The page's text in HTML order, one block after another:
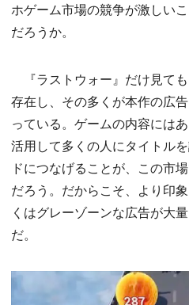
ホゲーム市場の競争が激しい
だろうか。
『ラストウォー』だけ見て
存在し、その多くが本作の広
っている。ゲームの内容には
活用して多くの人にタイトル
ドにつなげることが、この市
だろう。だからこそ、より印
くはグレーゾーンな広告が大
だ。